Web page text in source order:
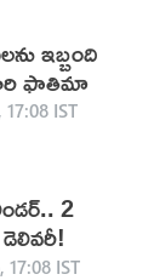
ఇబ్బంది
ఫాతిమా
IST
2
IST